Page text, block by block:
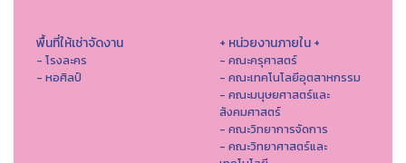
พื้นที่ให้เช่าจัดงาน
- โรงละคร
- หอศิลป์
+ หน่วยงานภายใน +
- คณะครุศาสตร์
- คณะเทคโนโลยีอุตสาหกรรม
- คณะมนุษยศาสตร์และ
สังคมศาสตร์
- คณะวิทยาการจัดการ
- คณะวิทยาศาสตร์และ